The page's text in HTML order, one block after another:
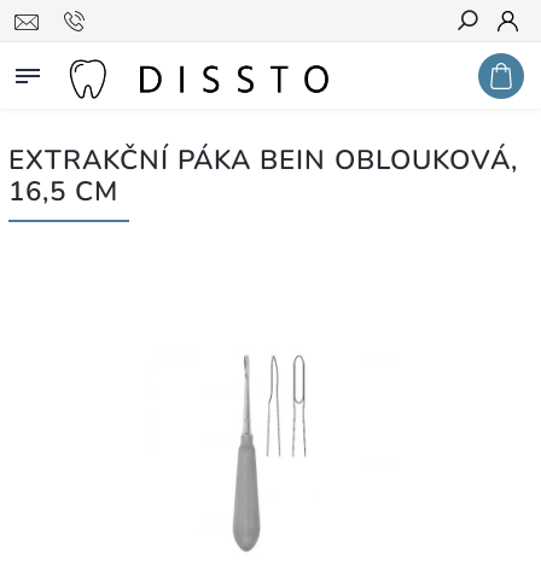
Hledat
EXTRAKČNÍ PÁKA BEIN OBLOUKOVÁ,
16,5 CM